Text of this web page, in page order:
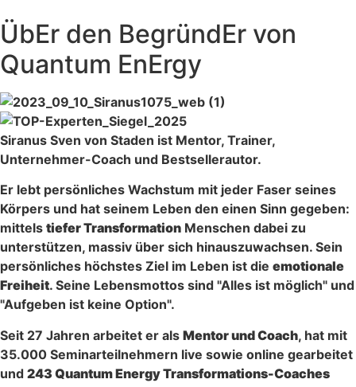
ÜbEr den BegründEr von
Quantum EnErgy
Siranus Sven von Staden ist Mentor, Trainer,
Unternehmer-Coach und Bestsellerautor.
Er lebt persönliches Wachstum mit jeder Faser seines
Körpers und hat seinem Leben den einen Sinn gegeben:
mittels tiefer Transformation Menschen dabei zu
unterstützen, massiv über sich hinauszuwachsen. Sein
persönliches höchstes Ziel im Leben ist die emotionale
Freiheit. Seine Lebensmottos sind "Alles ist möglich" und
"Aufgeben ist keine Option".
Seit 27 Jahren arbeitet er als Mentor und Coach, hat mit
35.000 Seminarteilnehmern live sowie online gearbeitet
und 243 Quantum Energy Transformations-Coaches